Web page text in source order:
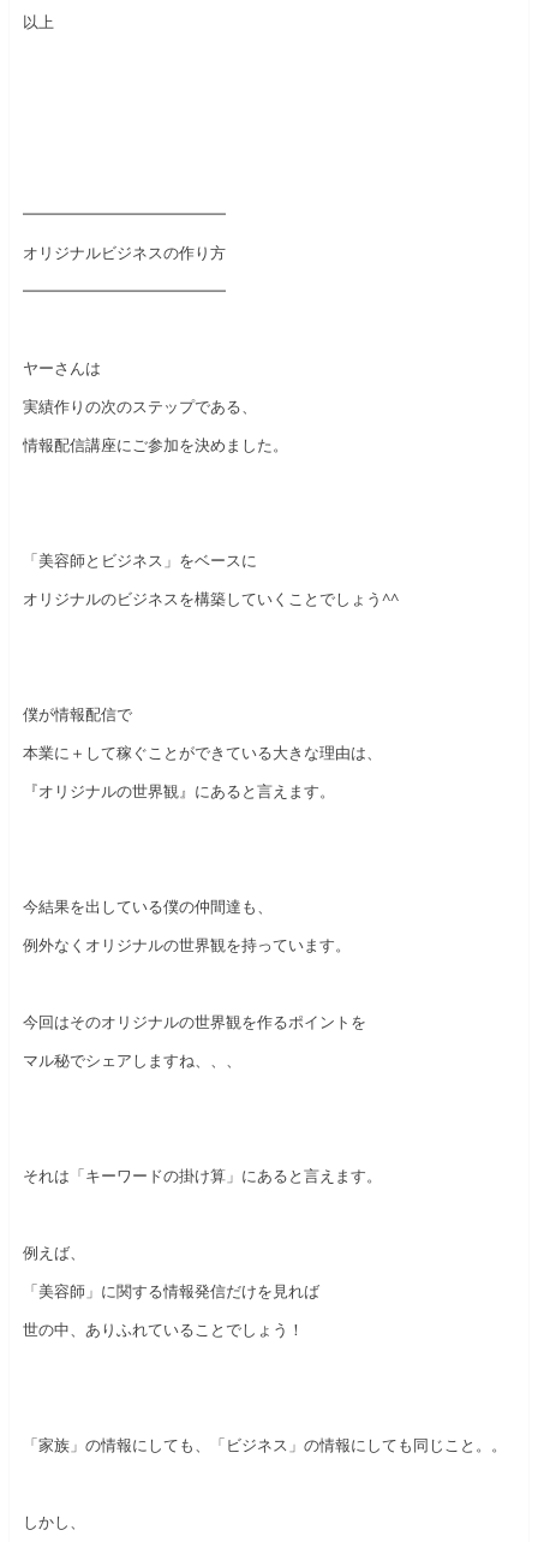
以上
━━━━━━━━━━━━━
オリジナルビジネスの作り方
━━━━━━━━━━━━━
ヤーさんは
実績作りの次のステップである、
情報配信講座にご参加を決めました。
「美容師とビジネス」をベースに
オリジナルのビジネスを構築していくことでしょう^^
僕が情報配信で
本業に＋して稼ぐことができている大きな理由は、
『オリジナルの世界観』にあると言えます。
今結果を出している僕の仲間達も、
例外なくオリジナルの世界観を持っています。
今回はそのオリジナルの世界観を作るポイントを
マル秘でシェアしますね、、、
それは「キーワードの掛け算」にあると言えます。
例えば、
「美容師」に関する情報発信だけを見れば
世の中、ありふれていることでしょう！
「家族」の情報にしても、「ビジネス」の情報にしても同じこと。。
しかし、